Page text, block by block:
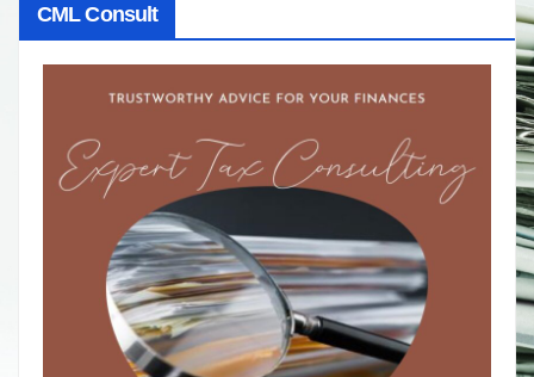
CML Consult